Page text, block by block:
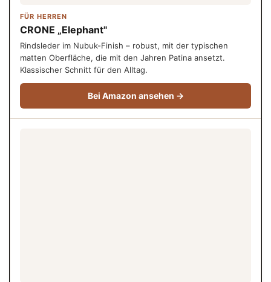
FÜR HERREN
CRONE „Elephant"
Rindsleder im Nubuk-Finish – robust, mit der typischen
matten Oberfläche, die mit den Jahren Patina ansetzt.
Klassischer Schnitt für den Alltag.
Bei Amazon ansehen →